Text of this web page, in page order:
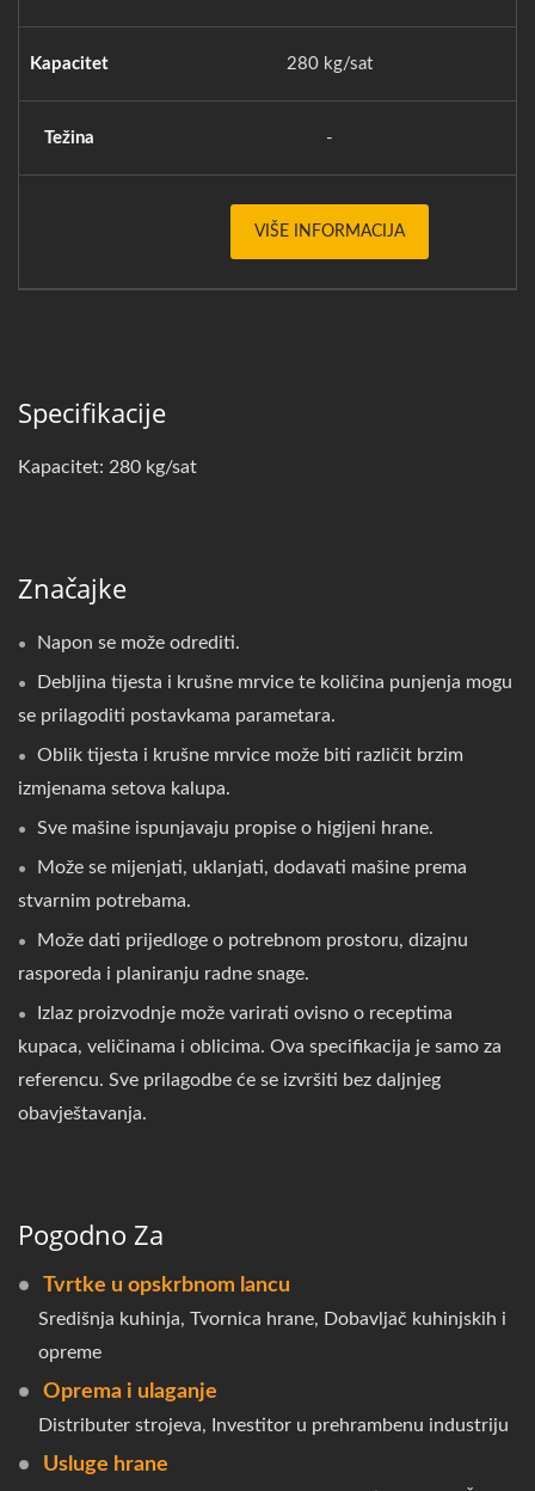
Kapacitet 280 kg/sat
Težina -
VIŠE INFORMACIJA
Specifikacije
Kapacitet: 280 kg/sat
Značajke
Napon se može odrediti.
Debljina tijesta i krušne mrvice te količina punjenja mogu
se prilagoditi postavkama parametara.
Oblik tijesta i krušne mrvice može biti različit brzim
izmjenama setova kalupa.
Sve mašine ispunjavaju propise o higijeni hrane.
Može se mijenjati, uklanjati, dodavati mašine prema
stvarnim potrebama.
Može dati prijedloge o potrebnom prostoru, dizajnu
rasporeda i planiranju radne snage.
Izlaz proizvodnje može varirati ovisno o receptima
kupaca, veličinama i oblicima. Ova specifikacija je samo za
referencu. Sve prilagodbe će se izvršiti bez daljnjeg
obavještavanja.
Pogodno Za
Tvrtke u opskrbnom lancu
Središnja kuhinja, Tvornica hrane, Dobavljač kuhinjskih i
opreme
Oprema i ulaganje
Distributer strojeva, Investitor u prehrambenu industriju
Usluge hrane